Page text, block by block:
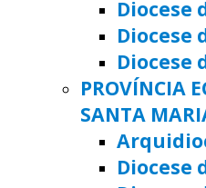
Diocese
Diocese
Diocese
PROVÍNCIA
SANTA
Diocese